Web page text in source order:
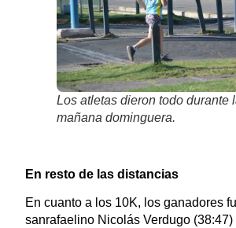
Los atletas dieron todo durante
mañana dominguera.
En resto de las distancias
En cuanto a los 10K, los ganadores
sanrafaelino Nicolás Verdugo